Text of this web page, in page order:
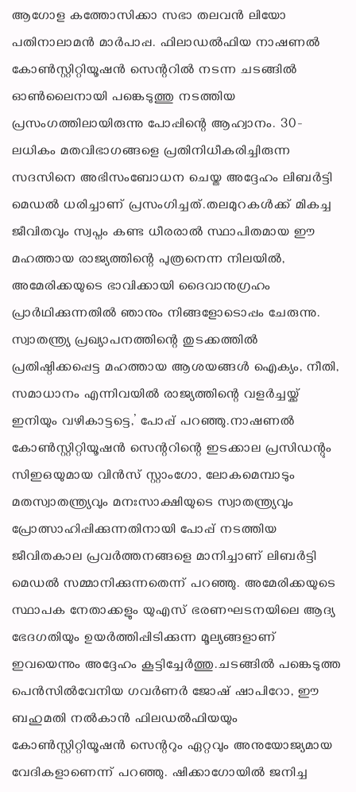
ആഗോള കത്തോസിക്കാ സഭാ തലവന്‍ ലിയോ
പതിനാലാമന്‍ മാര്‍പാപ്പ. ഫിലാഡല്‍ഫിയ നാഷണല്‍
കോണ്‍സ്റ്റിറ്റിയൂഷന്‍ സെന്ററില്‍ നടന്ന ചടങ്ങില്‍
ഓണ്‍ലൈനായി പങ്കെടുത്തു നടത്തിയ
പ്രസംഗത്തിലായിരുന്നു പോപ്പിന്റെ ആഹ്വാനം. 30-
ലധികം മതവിഭാഗങ്ങളെ പ്രതിനിധീകരിച്ചിരുന്ന
സദസിനെ അഭിസംബോധന ചെയ്ത അദ്ദേഹം ലിബര്‍ട്ടി
മെഡല്‍ ധരിച്ചാണ് പ്രസംഗിച്ചത്.തലമുറകള്‍ക്ക് മികച്ച
ജീവിതവും സ്വപ്നം കണ്ട ധീരരാല്‍ സ്ഥാപിതമായ ഈ
മഹത്തായ രാജ്യത്തിന്റെ പുത്രനെന്ന നിലയില്‍,
അമേരിക്കയുടെ ഭാവിക്കായി ദൈവാനുഗ്രഹം
പ്രാര്‍ഥിക്കുന്നതില്‍ ഞാനും നിങ്ങളോടൊപ്പം ചേരുന്നു.
സ്വാതന്ത്ര്യ പ്രഖ്യാപനത്തിന്റെ തുടക്കത്തില്‍
പ്രതിഷ്ഠിക്കപ്പെട്ട മഹത്തായ ആശയങ്ങള്‍ ഐക്യം, നീതി,
സമാധാനം എന്നിവയില്‍ രാജ്യത്തിന്റെ വളര്‍ച്ചയ്ക്ക്
ഇനിയും വഴികാട്ടട്ടെ,’ പോപ്പ് പറഞ്ഞു.നാഷണല്‍
കോണ്‍സ്റ്റിറ്റിയൂഷന്‍ സെന്ററിന്റെ ഇടക്കാല പ്രസിഡന്റും
സിഇഒയുമായ വിന്‍സ് സ്റ്റാംഗോ, ലോകമെമ്പാടും
മതസ്വാതന്ത്ര്യവും മനഃസാക്ഷിയുടെ സ്വാതന്ത്ര്യവും
പ്രോത്സാഹിപ്പിക്കുന്നതിനായി പോപ്പ് നടത്തിയ
ജീവിതകാല പ്രവര്‍ത്തനങ്ങളെ മാനിച്ചാണ് ലിബര്‍ട്ടി
മെഡല്‍ സമ്മാനിക്കുന്നതെന്ന് പറഞ്ഞു. അമേരിക്കയുടെ
സ്ഥാപക നേതാക്കളും യുഎസ് ഭരണഘടനയിലെ ആദ്യ
ഭേദഗതിയും ഉയര്‍ത്തിപ്പിടിക്കുന്ന മൂല്യങ്ങളാണ്
ഇവയെന്നും അദ്ദേഹം കൂട്ടിച്ചേര്‍ത്തു.ചടങ്ങില്‍ പങ്കെടുത്ത
പെന്‍സില്‍വേനിയ ഗവര്‍ണര്‍ ജോഷ് ഷാപിറോ, ഈ
ബഹുമതി നല്‍കാന്‍ ഫിലഡല്‍ഫിയയും
കോണ്‍സ്റ്റിറ്റിയൂഷന്‍ സെന്ററും ഏറ്റവും അനുയോജ്യമായ
വേദികളാണെന്ന് പറഞ്ഞു. ഷിക്കാഗോയില്‍ ജനിച്ച